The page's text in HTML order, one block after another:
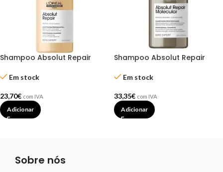
Shampoo Absolut Repair
Em stock
23,70€ com IVA
Adicionar
Shampoo Absolut Repair
Em stock
33,35€ com IVA
Adicionar
Sobre nós